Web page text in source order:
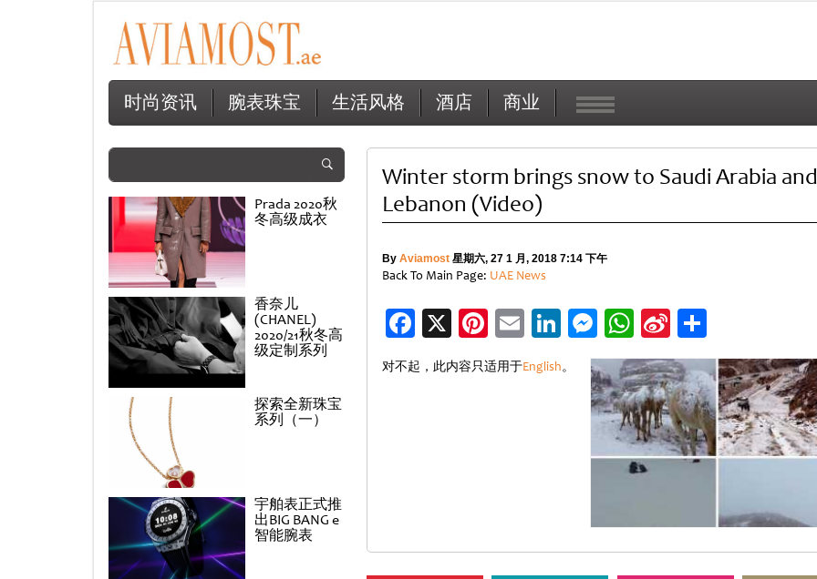
时尚资讯 腕表珠宝 生活风格 酒店 商业
Prada 2020秋
冬高级成衣
香奈儿
(CHANEL)
2020/21秋冬高
级定制系列
探索全新珠宝
系列（一）
宇舶表正式推
出BIG BANG e
智能腕表
Winter storm brings snow to Saudi Arabia and
Lebanon (Video)
By Aviamost星期六, 27 1 月, 2018 7:14 下午
Back To Main Page: UAE News
Facebook
X Pinterest
EmailLinkedIn
Messenger
WhatsApp
Sina
Weibo
分
享
对不起，此内容只适用于English。